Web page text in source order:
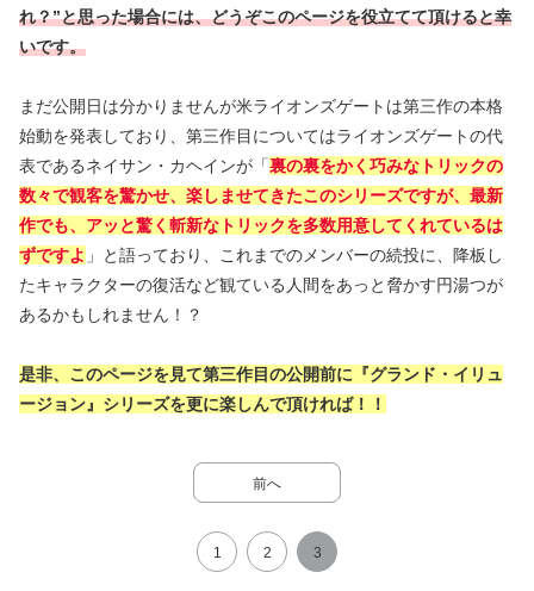
れ？”と思った場合には、どうぞこのページを役立てて頂けると幸
いです。
まだ公開日は分かりませんが米ライオンズゲートは第三作の本格
始動を発表しており、第三作目についてはライオンズゲートの代
表であるネイサン・カヘインが「裏の裏をかく巧みなトリックの
数々で観客を驚かせ、楽しませてきたこのシリーズですが、最新
作でも、アッと驚く斬新なトリックを多数用意してくれているは
ずですよ 」と語っており、これまでのメンバーの続投に、降板し
たキャラクターの復活など観ている人間をあっと脅かす円湯つが
あるかもしれません！？
是非、このページを見て第三作目の公開前に『グランド・イリュ
ージョン』シリーズを更に楽しんで頂ければ！！
前へ
1 2 3